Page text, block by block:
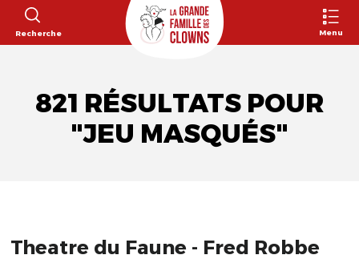
Recherche Menu
821 RÉSULTATS POUR
"JEU MASQUÉS"
Theatre du Faune - Fred Robbe